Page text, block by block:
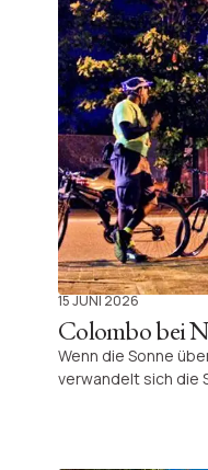
15 JUNI 2026
Colombo bei
Wenn die Sonne
verwandelt sich die